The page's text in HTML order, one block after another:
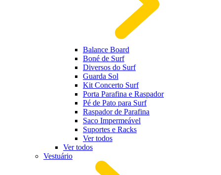
Balance Board
Boné de Surf
Diversos do Surf
Guarda Sol
Kit Concerto Surf
Porta Parafina e Raspador
Pé de Pato para Surf
Raspador de Parafina
Saco Impermeável
Suportes e Racks
Ver todos
Ver todos
Vestuário